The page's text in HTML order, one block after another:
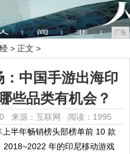
广告
> 正文 >
中国手游出海印
些品类有机会？
来源：互联网 阅读：1995
半年畅销榜头部榜单前 10 款
年的印尼移动游戏